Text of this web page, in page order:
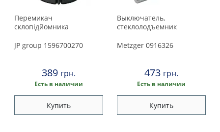
Перемикач
склопiдйомника
JP group 1596700270
389 грн.
Есть в наличии
Купить
Выключатель,
стеклолодъемник
Metzger 0916326
473 грн.
Есть в наличии
Купить